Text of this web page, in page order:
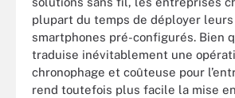
plupart du temps de déployer
smartphones pré-configurés. Bien
traduise inévitablement une
chronophage et coûteuse pour
rend toutefois plus facile la mise